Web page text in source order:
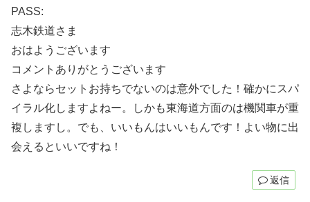
PASS:
志木鉄道さま
おはようございます
コメントありがとうございます
さよならセットお持ちでないのは意外でした！確かにスパ
イラル化しますよねー。しかも東海道方面のは機関車が重
複しますし。でも、いいもんはいいもんです！よい物に出
会えるといいですね！
返信